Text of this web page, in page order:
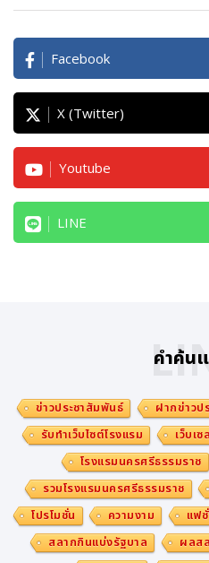
Facebook
X (Twitter)
Youtube
LINE
คำค้น
ข่าวประชาสัมพันธ์ ฝากข่าวป
รับทำเว็บไซต์โรงแรม
เว็บเซ
โรงแรมนครศรีธรรมราช
รวมโรงแรมนครศรีธรรมราช
โปรโมชั่น
ความงาม แฟ
สลากกินแบ่งรัฐบาล
ผลส